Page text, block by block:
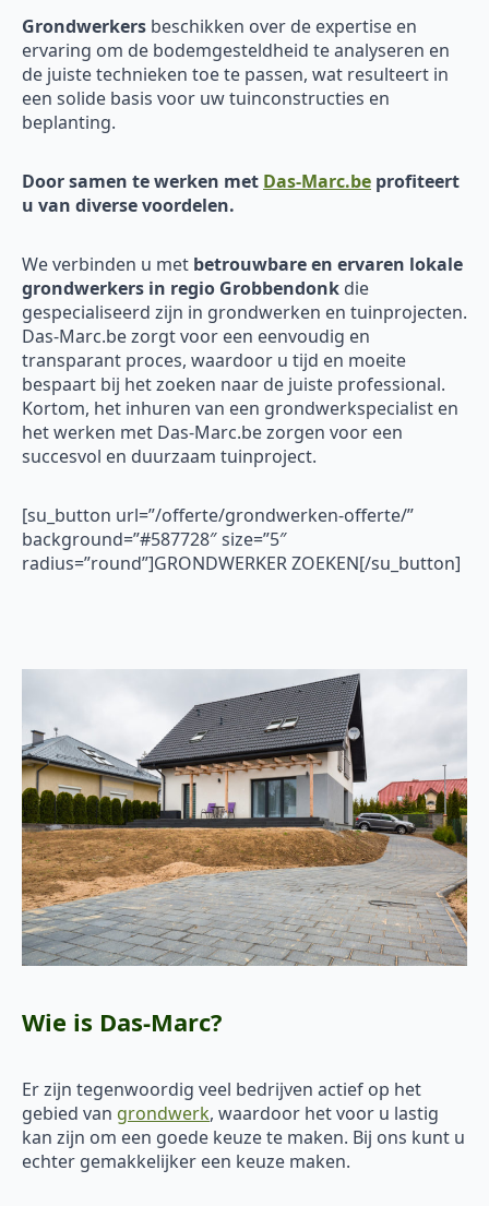
Grondwerkers beschikken over de expertise en
ervaring om de bodemgesteldheid te analyseren en
de juiste technieken toe te passen, wat resulteert in
een solide basis voor uw tuinconstructies en
beplanting.
Door samen te werken met Das-Marc.be profiteert
u van diverse voordelen.
We verbinden u met betrouwbare en ervaren lokale
grondwerkers in regio Grobbendonk die
gespecialiseerd zijn in grondwerken en tuinprojecten.
Das-Marc.be zorgt voor een eenvoudig en
transparant proces, waardoor u tijd en moeite
bespaart bij het zoeken naar de juiste professional.
Kortom, het inhuren van een grondwerkspecialist en
het werken met Das-Marc.be zorgen voor een
succesvol en duurzaam tuinproject.
[su_button url=”/offerte/grondwerken-offerte/”
background=”#587728″ size=”5″
radius=”round”]GRONDWERKER ZOEKEN[/su_button]
Wie is Das-Marc?
Er zijn tegenwoordig veel bedrijven actief op het
gebied van grondwerk, waardoor het voor u lastig
kan zijn om een goede keuze te maken. Bij ons kunt u
echter gemakkelijker een keuze maken.